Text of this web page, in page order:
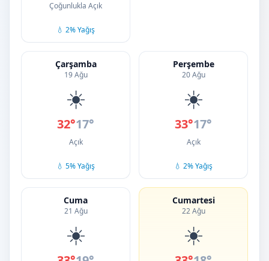
Çoğunlukla Açık
💧 2% Yağış
Çarşamba
19 Ağu
☀️
32°17°
Açık
💧 5% Yağış
Perşembe
20 Ağu
☀️
33°17°
Açık
💧 2% Yağış
Cuma
21 Ağu
☀️
Cumartesi
22 Ağu
☀️